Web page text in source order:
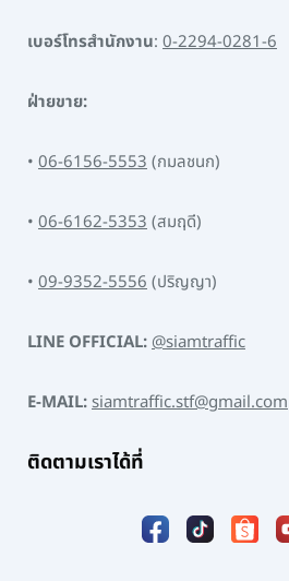
เบอร์โทรสำนักงาน: 0-2294-0281-6
ฝ่ายขาย:
• 06-6156-5553(กมลชนก)
• 06-6162-5353(สมฤดี)
• 09-9352-5556(ปริญญา)
LINE OFFICIAL:@siamtraffic
E-MAIL:siamtraffic.stf@gmail.com
ติดตามเราได้ที่